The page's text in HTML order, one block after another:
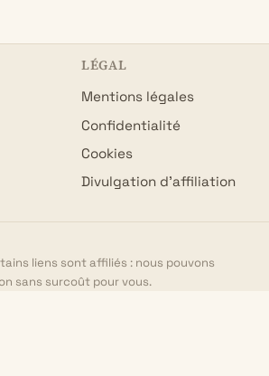
LÉGAL
Mentions légales
Confidentialité
Cookies
Divulgation d’affiliation
liens sont affiliés : nous pouvons
sans surcoût pour vous.